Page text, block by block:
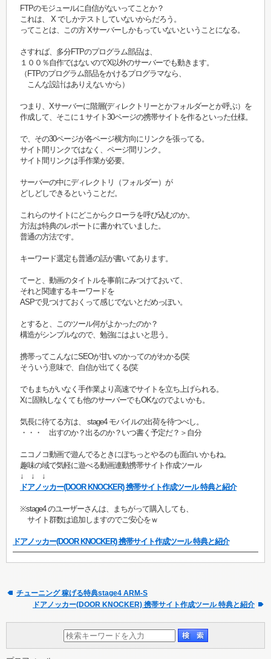
FTPのモジュールに自信がないってことか？
これは、 X でしかテストしていないからだろう。
ってことは、この方 Xサーバーしかもっていないということになる。
さすれば、多分FTPのプログラム部品は、
１００％自作ではないのでX以外のサーバーでも動きます。
（FTPのプログラム部品をかけるプログラマなら、
こんな設計はありえないから）
つまり、Xサーバーに階層(ディレクトリーとかフォルダーとか呼ぶ）を
作成して、そこに１サイト30ページの携帯サイトを作るといった仕様。
で、その30ページが各ページ横方向にリンクを張ってる。
サイト間リンクではなく、ページ間リンク。
サイト間リンクは手作業が必要。
サーバーの中にディレクトリ（フォルダー）が
どしどしできるということだ。
これらのサイトにどこからクローラを呼び込むのか。
方法は特典のレポートに書かれていました。
普通の方法です。
キーワード選定も普通の話が書いてあります。
てーと、動画のタイトルを事前にみつけておいて、
それと関連するキーワードを
ASPで見つけておくって感じでないとだめっぽい。
とすると、このツール何がよかったのか？
構造がシンプルなので、勉強にはよいと思う。
携帯ってこんなにSEOが甘いのかってのがわかる(笑
そういう意味で、自信が出てくる(笑
でもまちがいなく手作業より高速でサイトを立ち上げられる。
Xに固執しなくても他のサーバーでもOKなのでよいかも。
気長に待てる方は、 stage4 モバイルの出荷を待つべし。
・・・ 出すのか？出るのか？いつ書く予定だ？＞自分
ニコノコ動画で遊んでるときにぽちっとやるのも面白いかもね。
趣味の域で気軽に遊べる動画連動携帯サイト作成ツール
↓ ↓ ↓
ドアノッカー(DOOR KNOCKER) 携帯サイト作成ツール 特典と紹介
※stage4 のユーザーさんは、まちがって購入しても、
サイト群数は追加しますのでご安心をｗ
ドアノッカー(DOOR KNOCKER) 携帯サイト作成ツール 特典と紹介
チューニング 稼げる特典stage4 ARM-S
ドアノッカー(DOOR KNOCKER) 携帯サイト作成ツール 特典と紹介